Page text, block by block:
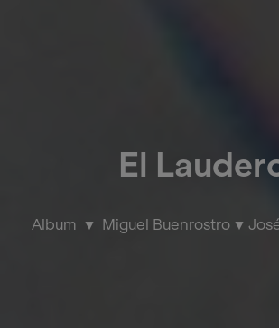
El
Album Miguel Buenrostro